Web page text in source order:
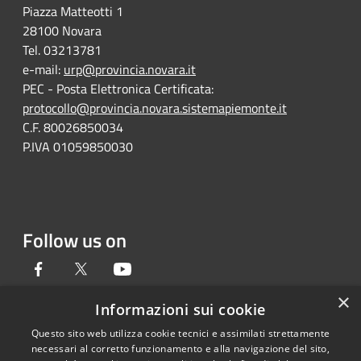
Piazza Matteotti 1
28100 Novara
Tel. 03213781
e-mail: urp@provincia.novara.it
PEC - Posta Elettronica Certificata:
protocollo@provincia.novara.sistemapiemonte.it
C.F. 80026850034
P.IVA 01059850030
Follow us on
Facebook Twitter
RSS
Copyright © 2026 • Provincia di
×
Informazioni sui cookie
Questo sito web utilizza cookie tecnici e assimilati strettamente
necessari al corretto funzionamento e alla navigazione del sito,